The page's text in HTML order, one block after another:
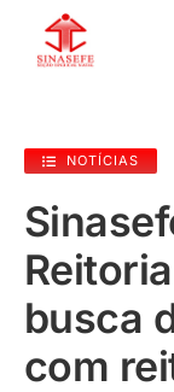
NOTÍCIAS
PUBLICAÇÕES
DOCUMENTOS
NOTÍCIAS
busca
com